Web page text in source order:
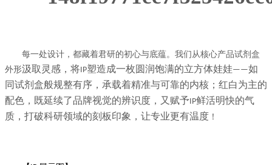
每一处设计，都藏着君研的初心与底蕴。我们从核心产品试剂盒
外形汲取灵感，将IP塑造成一枚圆润饱满的立方体娃娃——如
同试剂盒般规整有序，承载着精准与可靠的内核；红白为主的
配色，既延续了品牌视觉的辨识度，又赋予IP鲜活明快的气
质，打破科研领域的刻板印象，让专业更有温度 ！